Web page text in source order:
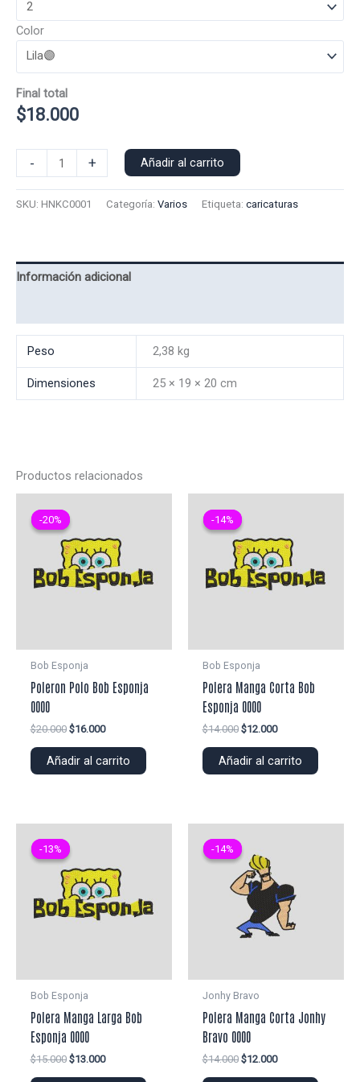
Color
Final total
$18.000
-
Capucha
+ Añadir al carrito
SKU: HNKC0001 Categoría: Varios Etiqueta: caricaturas
Información adicional
Peso 2,38 kg
Dimensiones 25 × 19 × 20 cm
Productos relacionados
-20%
-20%
Bob Esponja
Poleron Polo Bob Esponja
0000
$20.000 El
original
$16.000El
actual
Añadir al carrito
-14%
-14%
Bob Esponja
Polera Manga Corta Bob
Esponja 0000
$14.000 El
original
$12.000El
actual
Añadir al carrito
-13%
-13%
Bob Esponja
Polera Manga Larga Bob
Esponja 0000
$15.000 El
$13.000El
-14%
-14%
Jonhy Bravo
Polera Manga Corta Jonhy
Bravo 0000
$14.000 El
$12.000El